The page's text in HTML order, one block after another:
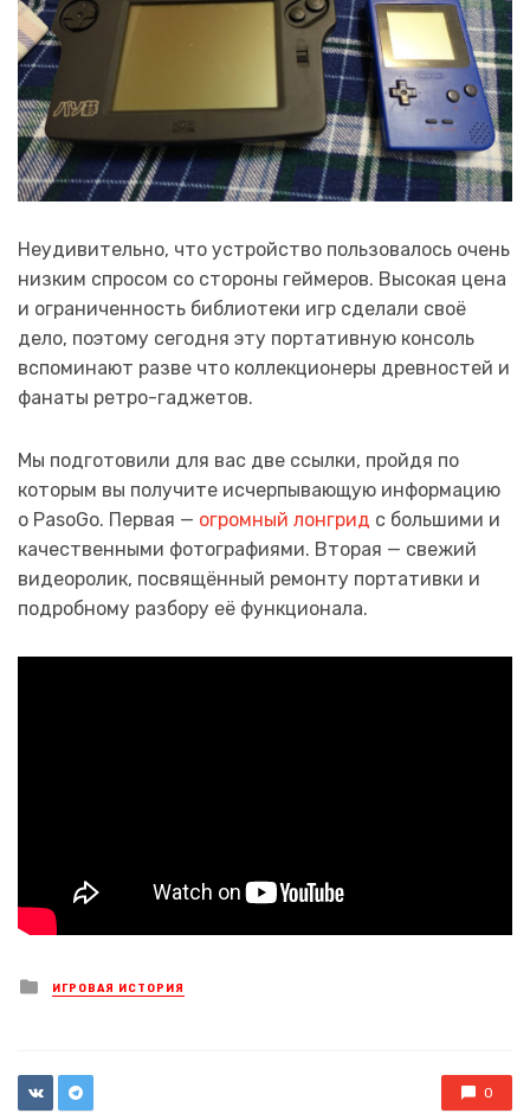
Неудивительно, что устройство пользовалось очень
низким спросом со стороны геймеров. Высокая цена
и ограниченность библиотеки игр сделали своё
дело, поэтому сегодня эту портативную консоль
вспоминают разве что коллекционеры древностей и
фанаты ретро-гаджетов.
Мы подготовили для вас две ссылки, пройдя по
которым вы получите исчерпывающую информацию
о PasoGo. Первая — огромный лонгрид с большими и
качественными фотографиями. Вторая — свежий
видеоролик, посвящённый ремонту портативки и
подробному разбору её функционала.
Posted
in
ИГРОВАЯ ИСТОРИЯ
0